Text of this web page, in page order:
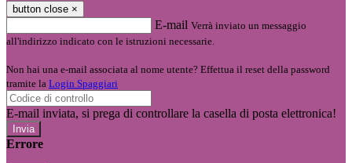
button close ×
E-mail Verrà inviato un messaggio
all'indirizzo indicato con le istruzioni necessarie.
Non hai una e-mail associata al nome utente? Effettua il reset della password
tramite la Login Spaggiari
E-mail inviata, si prega di controllare la casella di posta elettronica!
Errore